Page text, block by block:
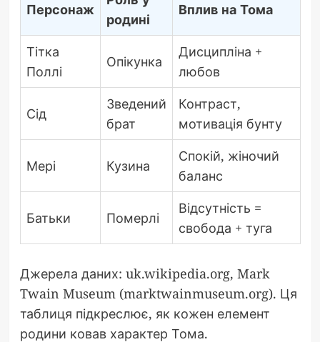
Персонаж
родині
Вплив на Тома
Тітка
Поллі
Опікунка
Дисципліна +
любов
Сід
Зведений
брат
Контраст,
мотивація бунту
Мері Кузина
Спокій, жіночий
баланс
Батьки Померлі
Відсутність =
свобода + туга
Джерела даних: uk.wikipedia.org, Mark
Twain Museum (marktwainmuseum.org). Ця
таблиця підкреслює, як кожен елемент
родини ковав характер Тома.